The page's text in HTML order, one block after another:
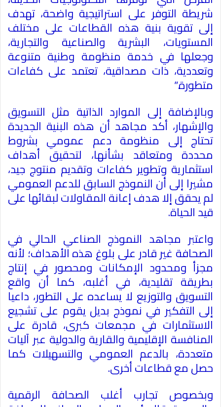
شريطة التوفر على استراتيجية واضحة، تهدف
إلى تقوية بنية هذه القطاعات على مختلف
المستويات، البشرية والصناعية والتجارية،
وجعلها في خدمة منظومة وطنية متنوعة
وتعددية، ذات مصداقية، تعتمد على كفاءات
متطورة”.
وبالإضافة إلى الموارد الذاتية مثل التسويق
والإشهار، أكد مجاهد أن هذه البنية الجديدة
تحتاج إلى منظومة دعم عمومي بشروط
محددة ومتعاقد بشأنها، لتحقيق أهداف
استثمارية وتطوير كفاءات وتقديم منتوج جيد،
مشيرا إلى أن النموذج السابق للدعم العمومي
لم يحقق إلا هدف إعانة المقاولات لبقائها على
قيد الحياة.
واعتبر مجاهد النموذج الصناعي الحالي في
الصحافة غير قادر على بلوغ هذه الأهداف؛ لأنه
مجزأ ومحدود الإمكانات ومحصور في إنتاج
بطريقة تقليدية، في أغلبه، كما أن واقع
التسويق والتوزيع لا يساعده على التطور، داعيا
إلى التفكير في نموذج بديل يقوم على تشجيع
الاستثمارات في مجمعات كبرى، قادرة على
المنافسة الإقليمية والقارية والدولية عبر آليات
متعددة، بالدعم العمومي والتسهيلات كما
حصل مع قطاعات أخرى.
وبخصوص تجارب أغلب الصحافة الرقمية